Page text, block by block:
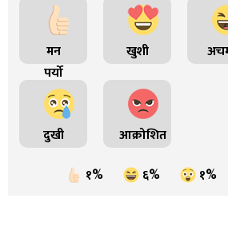
मन
पर्यो
खुशी
दुखी
आक्रोशित
१%
६% १%